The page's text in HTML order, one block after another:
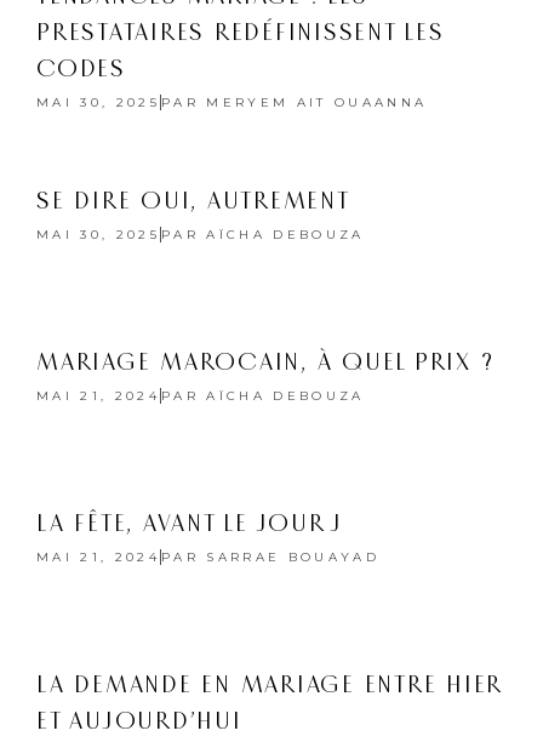
PRESTATAIRES REDÉFINISSENT LES
CODES
MAI 30, 2025 PAR MERYEM AIT OUAANNA
SE DIRE OUI, AUTREMENT
MAI 30, 2025 PAR AÏCHA DEBOUZA
MARIAGE MAROCAIN, À QUEL PRIX ?
MAI 21, 2024 PAR AÏCHA DEBOUZA
LA FÊTE, AVANT LE JOUR J
MAI 21, 2024 PAR SARRAE BOUAYAD
LA DEMANDE EN MARIAGE ENTRE HIER
ET AUJOURD’HUI